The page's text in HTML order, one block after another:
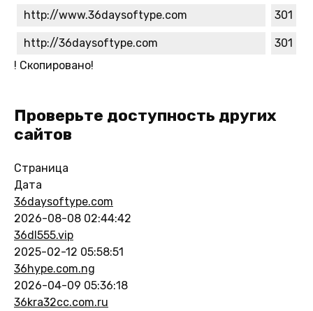
http://www.36daysoftype.com 301
http://36daysoftype.com
301
! Скопировано!
Проверьте доступность других
сайтов
Страница
Дата
36daysoftype.com
2026-08-08 02:44:42
36dl555.vip
2025-02-12 05:58:51
36hype.com.ng
2026-04-09 05:36:18
36kra32cc.com.ru